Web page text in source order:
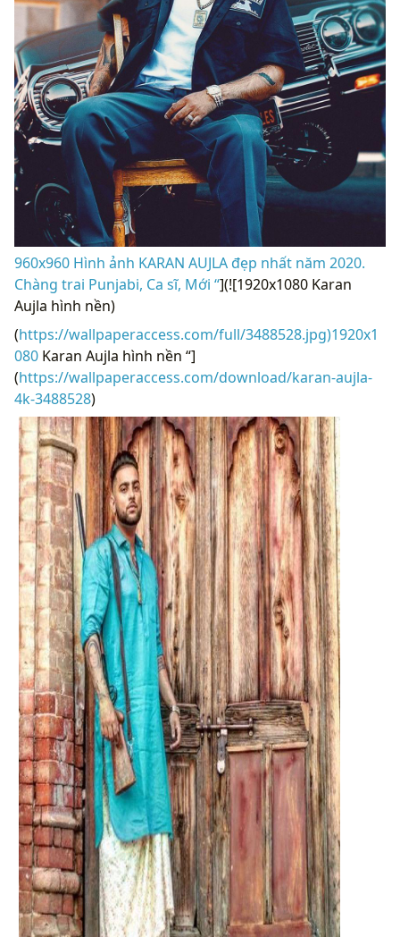
960x960 Hình ảnh KARAN AUJLA đẹp nhất năm 2020.
Chàng trai Punjabi, Ca sĩ, Mới “](![1920x1080 Karan
Aujla hình nền)
(https://wallpaperaccess.com/full/3488528.jpg)1920x1
080 Karan Aujla hình nền “]
(https://wallpaperaccess.com/download/karan-aujla-
4k-3488528)